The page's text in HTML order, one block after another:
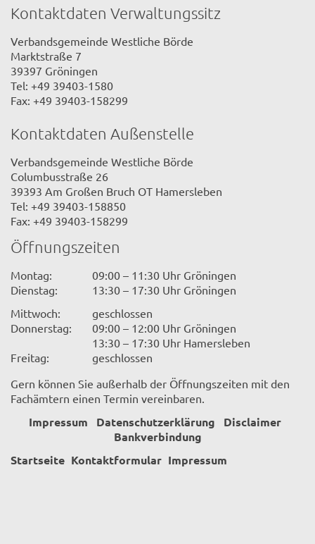
Kontaktdaten Verwaltungssitz
Verbandsgemeinde Westliche Börde
Marktstraße 7
39397 Gröningen
Tel: +49 39403-1580
Fax: +49 39403-158299
Kontaktdaten Außenstelle
Verbandsgemeinde Westliche Börde
Columbusstraße 26
39393 Am Großen Bruch OT Hamersleben
Tel: +49 39403-158850
Fax: +49 39403-158299
Öffnungszeiten
Montag:
09:00 – 11:30 Uhr Gröningen
Dienstag:
13:30 – 17:30 Uhr Gröningen
Mittwoch:
geschlossen
Donnerstag:
09:00 – 12:00 Uhr Gröningen
13:30 – 17:30 Uhr Hamersleben
Freitag:
geschlossen
Gern können Sie außerhalb der Öffnungszeiten mit den
Fachämtern einen Termin vereinbaren.
Impressum Datenschutzerklärung
Disclaimer
Bankverbindung
Startseite Kontaktformular Impressum